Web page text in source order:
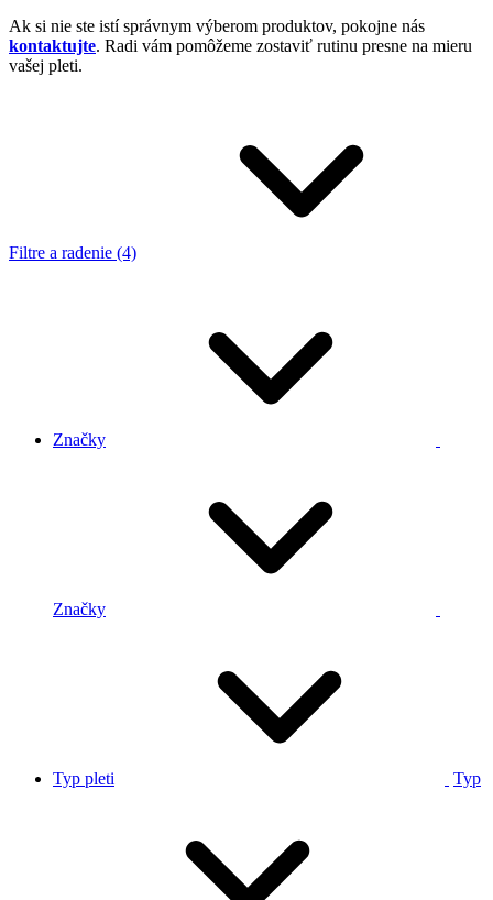
Ak si nie ste istí správnym výberom produktov, pokojne nás
kontaktujte. Radi vám pomôžeme zostaviť rutinu presne na mieru
vašej pleti.
Filtre a radenie (4)
Značky
Značky
Typ pleti Typ